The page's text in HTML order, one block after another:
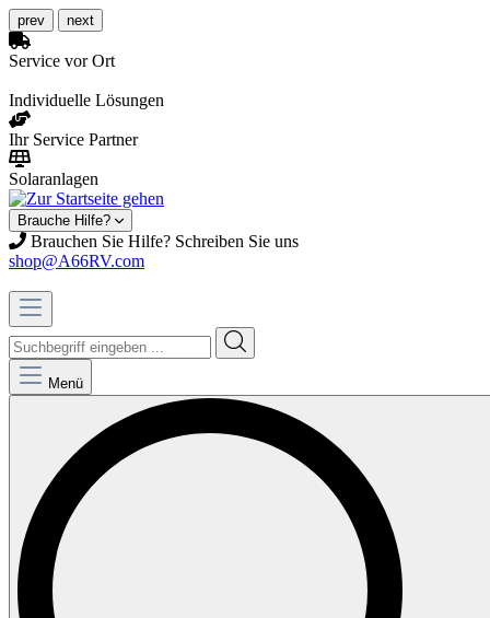
prev next
Service vor Ort
Individuelle Lösungen
Ihr Service Partner
Solaranlagen
Brauche Hilfe?
Brauchen Sie Hilfe? Schreiben Sie uns
shop@A66RV.com
Menü